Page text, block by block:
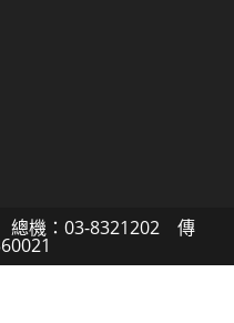
總機：03-8321202 傳